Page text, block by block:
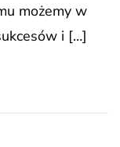
możemy w
i […]